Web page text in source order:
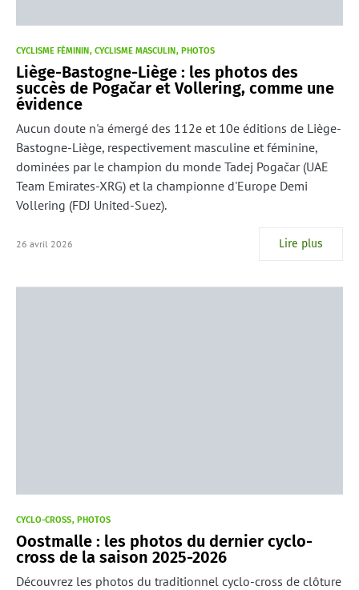
CYCLISME FÉMININ CYCLISME MASCULIN PHOTOS
Liège-Bastogne-Liège : les photos des
succès de Pogačar et Vollering, comme une
évidence
Aucun doute n'a émergé des 112e et 10e éditions de Liège-
Bastogne-Liège, respectivement masculine et féminine,
dominées par le champion du monde Tadej Pogačar (UAE
Team Emirates-XRG) et la championne d'Europe Demi
Vollering (FDJ United-Suez).
26 avril 2026 Lire plus
CYCLO-CROSS PHOTOS
Oostmalle : les photos du dernier cyclo-
cross de la saison 2025-2026
Découvrez les photos du traditionnel cyclo-cross de clôture